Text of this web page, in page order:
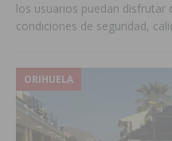
los usuarios puedan disfrutar
condiciones de seguridad,
ORIHUELA